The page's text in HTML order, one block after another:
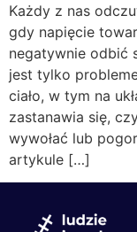
Każdy z nas
gdy napięcie
negatywnie odbić
jest tylko
ciało, w tym na
zastanawia się,
wywołać lub
artykule […]